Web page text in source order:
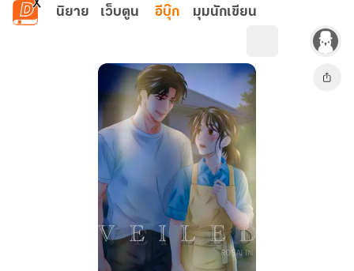
ข้ามไปยังเนื้อหาหลัก
นิยาย เว็บตูน อีบุ๊ก มุมนักเขียน